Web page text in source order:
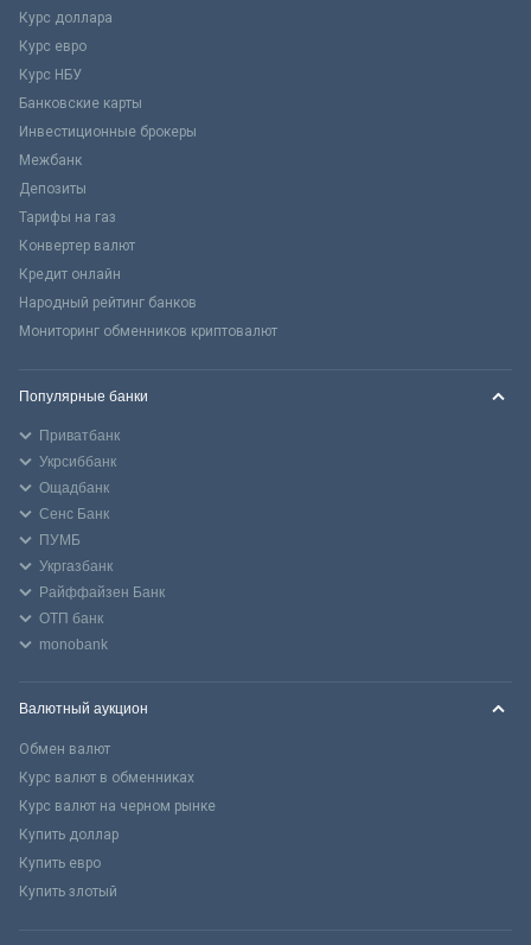
Курс доллара
Курс евро
Курс НБУ
Банковские карты
Инвестиционные брокеры
Межбанк
Депозиты
Тарифы на газ
Конвертер валют
Кредит онлайн
Народный рейтинг банков
Мониторинг обменников криптовалют
Популярные банки
Приватбанк
Укрсиббанк
Ощадбанк
Сенс Банк
ПУМБ
Укргазбанк
Райффайзен Банк
ОТП банк
monobank
Валютный аукцион
Обмен валют
Курс валют в обменниках
Курс валют на черном рынке
Купить доллар
Купить евро
Купить злотый